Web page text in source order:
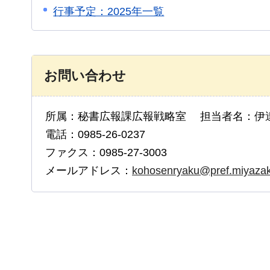
行事予定：2025年一覧
お問い合わせ
所属：秘書広報課広報戦略室 担当者名：伊
電話：0985-26-0237
ファクス：0985-27-3003
メールアドレス：